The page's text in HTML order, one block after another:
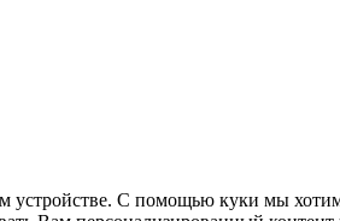
С помощью куки мы